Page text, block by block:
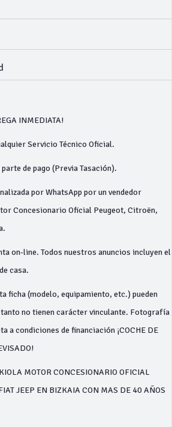
INMEDIATA!
Servicio Técnico Oficial.
de pago (Previa Tasación).
por WhatsApp por un vendedor
Concesionario Oficial Peugeot, Citroën,
on-line. Todos nuestros anuncios incluyen el
casa.
ficha (modelo, equipamiento, etc.) pueden
no tienen carácter vinculante. Fotografía
a condiciones de financiación ¡COCHE DE
MOTOR CONCESIONARIO OFICIAL
JEEP EN BIZKAIA CON MAS DE 40 AÑOS